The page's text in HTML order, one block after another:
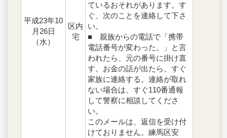
平成23年10
月26日
（水）
区内
宅
ているおそれがあります。す
ぐ、次のことを連絡して下さ
い。
■ 親族からの電話で「携帯
電話番号が変わった。」と言
われたら、元の番号に掛け直
す。お金の話が出たら、すぐ
家族に連絡する。連絡が取れ
ない場合は、すぐ110番通報
して警察に相談してくださ
い。
このメールは、返信を受け付
けておりません。練馬区安